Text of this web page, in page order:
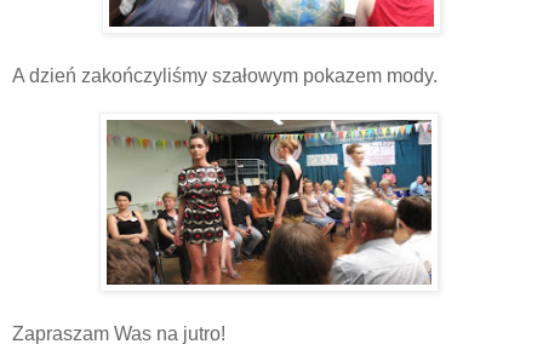
A dzień zakończyliśmy szałowym pokazem mody.
Zapraszam Was na jutro!